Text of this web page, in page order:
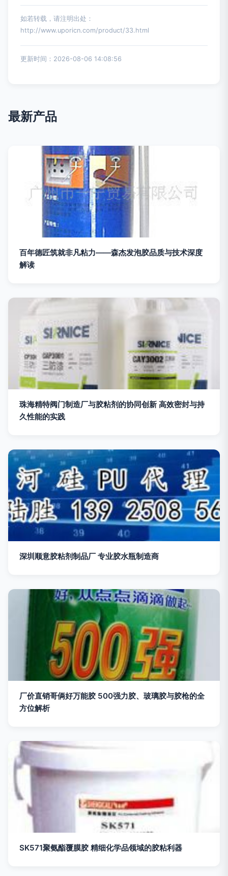
如若转载，请注明出处：
http://www.uporicn.com/product/33.html
更新时间：2026-08-06 14:08:56
最新产品
百年德匠筑就非凡粘力——森杰发泡胶品质与技术深度
解读
珠海精特阀门制造厂与胶粘剂的协同创新 高效密封与持
久性能的实践
深圳顺意胶粘剂制品厂 专业胶水瓶制造商
厂价直销哥俩好万能胶 500强力胶、玻璃胶与胶枪的全
方位解析
SK571聚氨酯覆膜胶 精细化学品领域的胶粘利器